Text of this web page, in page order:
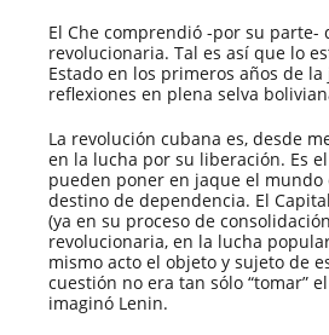
El Che comprendió -por su
revolucionaria. Tal es así que lo
Estado en los primeros años de
reflexiones en plena selva
La revolución cubana es, desde
en la lucha por su liberación. Es
pueden poner en jaque el
destino de dependencia. El
(ya en su proceso de
revolucionaria, en la lucha
mismo acto el objeto y sujeto de
cuestión no era tan sólo “tomar”
imaginó Lenin.